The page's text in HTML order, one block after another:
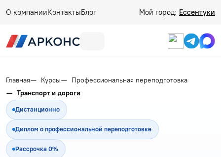
О компанииКонтактыБлог Мой город: Ессентуки
Главная Курсы
Профессиональная переподготовка
Транспорт и дороги
Дистанционно
Диплом о профессиональной переподготовке
Рассрочка 0%